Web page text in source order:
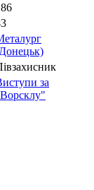
за